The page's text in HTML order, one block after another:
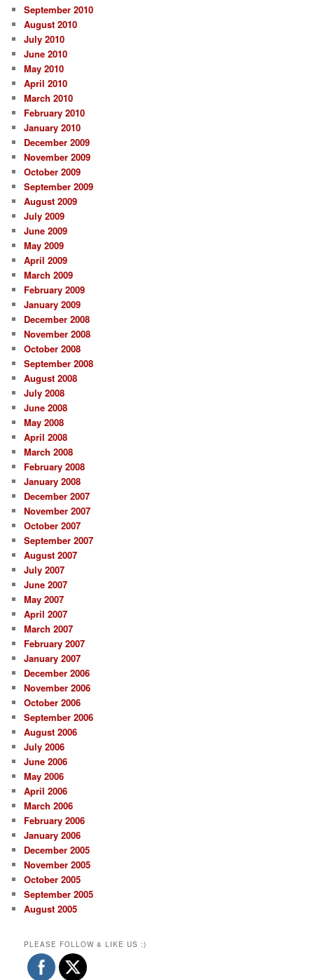
September 2010
August 2010
July 2010
June 2010
May 2010
April 2010
March 2010
February 2010
January 2010
December 2009
November 2009
October 2009
September 2009
August 2009
July 2009
June 2009
May 2009
April 2009
March 2009
February 2009
January 2009
December 2008
November 2008
October 2008
September 2008
August 2008
July 2008
June 2008
May 2008
April 2008
March 2008
February 2008
January 2008
December 2007
November 2007
October 2007
September 2007
August 2007
July 2007
June 2007
May 2007
April 2007
March 2007
February 2007
January 2007
December 2006
November 2006
October 2006
September 2006
August 2006
July 2006
June 2006
May 2006
April 2006
March 2006
February 2006
January 2006
December 2005
November 2005
October 2005
September 2005
August 2005
PLEASE FOLLOW & LIKE US :)